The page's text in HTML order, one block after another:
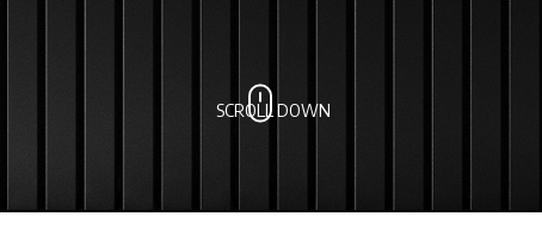
SCROLL DOWN